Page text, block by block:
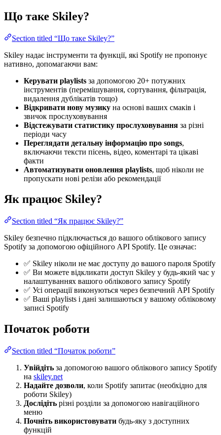
Що таке Skiley?
Section titled “Що таке Skiley?”
Skiley надає інструменти та функції, які Spotify не пропонує
нативно, допомагаючи вам:
Керувати playlists за допомогою 20+ потужних
інструментів (перемішування, сортування, фільтрація,
видалення дублікатів тощо)
Відкривати нову музику на основі ваших смаків і
звичок прослуховування
Відстежувати статистику прослуховування за різні
періоди часу
Переглядати детальну інформацію про songs,
включаючи тексти пісень, відео, коментарі та цікаві
факти
Автоматизувати оновлення playlists, щоб ніколи не
пропускати нові релізи або рекомендації
Як працює Skiley?
Section titled “Як працює Skiley?”
Skiley безпечно підключається до вашого облікового запису
Spotify за допомогою офіційного API Spotify. Це означає:
✅ Skiley ніколи не має доступу до вашого пароля Spotify
✅ Ви можете відкликати доступ Skiley у будь-який час у
налаштуваннях вашого облікового запису Spotify
✅ Усі операції виконуються через безпечний API Spotify
✅ Ваші playlists і дані залишаються у вашому обліковому
записі Spotify
Початок роботи
Section titled “Початок роботи”
Увійдіть за допомогою вашого облікового запису Spotify
на skiley.net
Надайте дозволи, коли Spotify запитає (необхідно для
роботи Skiley)
Дослідіть різні розділи за допомогою навігаційного
меню
Почніть використовувати будь-яку з доступних
функцій